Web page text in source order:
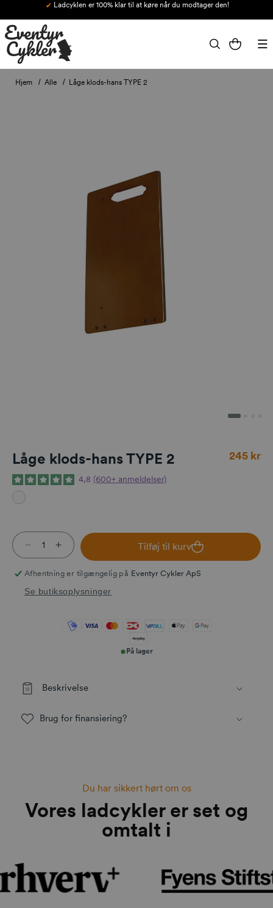
Ladcyklen er 100% klar til at køre når du modtager den!
Indkøbskurv
Hjem Alle Låge klods-hans TYPE 2
Låge klods-hans TYPE 2 245 kr
4,8 (600+ anmeldelser)
Reducer antallet for Låge klods-hans TYPE 2
Øg antallet for Låge klods-hans TYPE 2
Tilføj til kurv
Afhentning er tilgængelig på Eventyr Cykler ApS
Se butiksoplysninger
På lager
Beskrivelse
Brug for finansiering?
Du har sikkert hørt om os
Vores ladcykler er set og
omtalt i